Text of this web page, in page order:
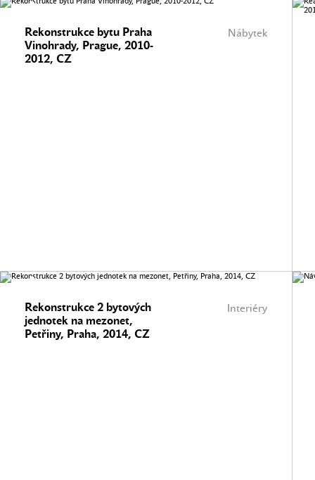
Nábytek
Rekonstrukce bytu Praha
Vinohrady, Prague, 2010-
2012, CZ
Interiéry
Rekonstrukce 2 bytových
jednotek na mezonet,
Petřiny, Praha, 2014, CZ